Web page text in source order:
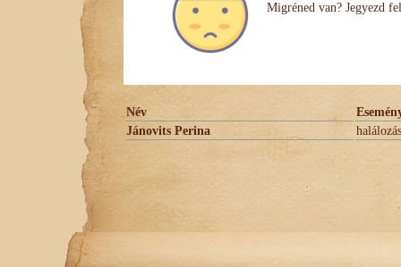
Migréned van? Jegyezd
Név
Jánovits Perina
halálozás